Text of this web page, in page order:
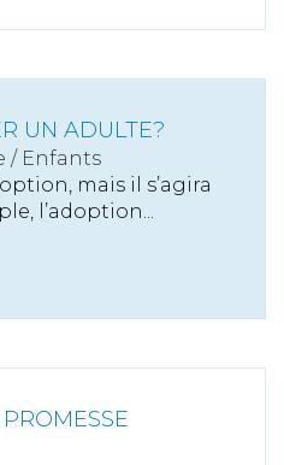
UN ADULTE?
/ Enfants
mais il s’agira
l’adoption...